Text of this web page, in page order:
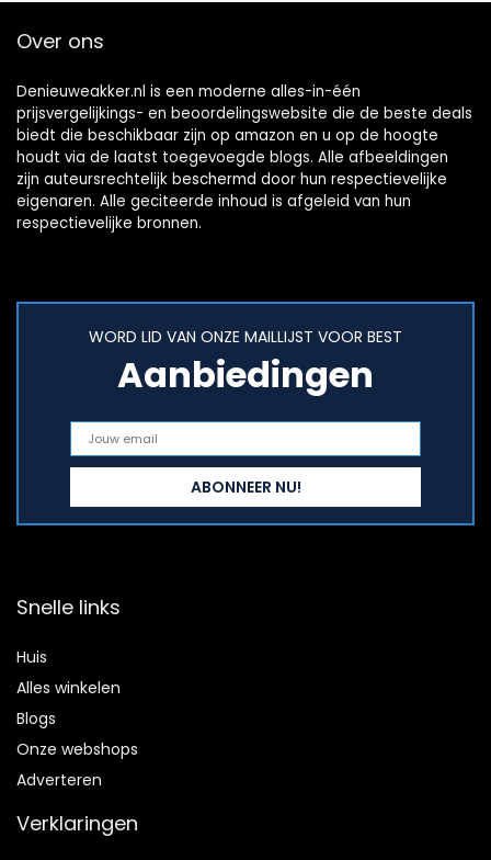
Over ons
Denieuweakker.nl is een moderne alles-in-één
prijsvergelijkings- en beoordelingswebsite die de beste deals
biedt die beschikbaar zijn op amazon en u op de hoogte
houdt via de laatst toegevoegde blogs. Alle afbeeldingen
zijn auteursrechtelijk beschermd door hun respectievelijke
eigenaren. Alle geciteerde inhoud is afgeleid van hun
respectievelijke bronnen.
WORD LID VAN ONZE MAILLIJST VOOR BEST
Aanbiedingen
Snelle links
Huis
Alles winkelen
Blogs
Onze webshops
Adverteren
Verklaringen